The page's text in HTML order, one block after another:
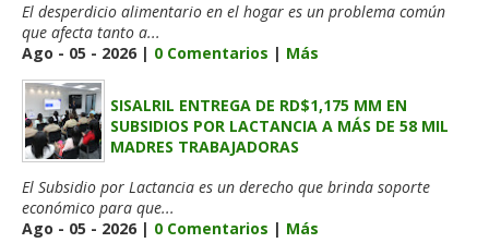
El desperdicio alimentario en el hogar es un problema común
que afecta tanto a...
Ago - 05 - 2026 | 0 Comentarios | Más
SISALRIL ENTREGA DE RD$1,175 MM EN
SUBSIDIOS POR LACTANCIA A MÁS DE 58 MIL
MADRES TRABAJADORAS
El Subsidio por Lactancia es un derecho que brinda soporte
económico para que...
Ago - 05 - 2026 | 0 Comentarios | Más